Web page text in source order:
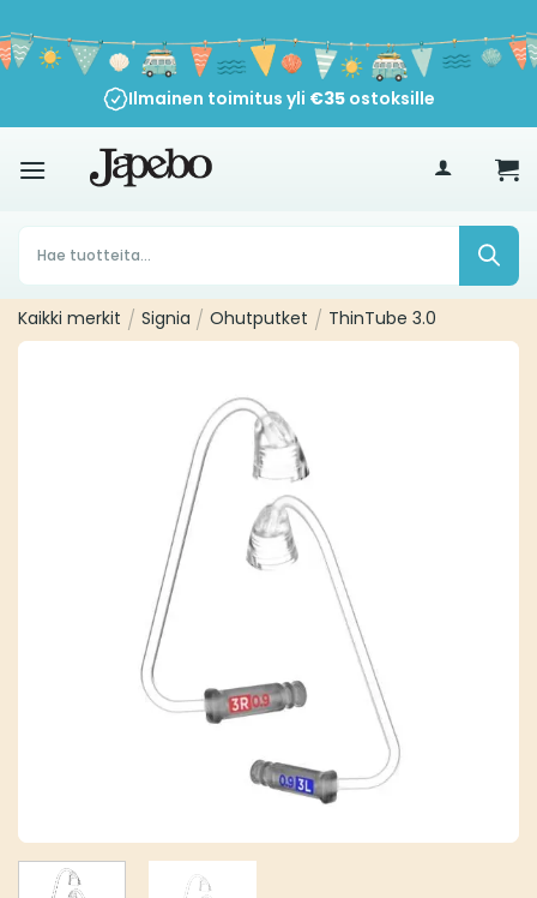
sisältöön
Ilmainen toimitus yli €35ostoksille
Products
search
Kaikki merkit / Signia / Ohutputket / ThinTube 3.0